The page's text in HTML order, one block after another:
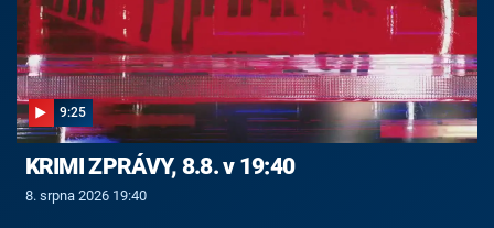
9:25
KRIMI ZPRÁVY, 8.8. v 19:40
8. srpna 2026 19:40